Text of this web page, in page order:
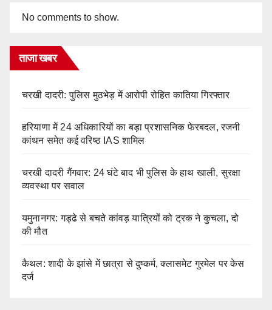
No comments to show.
ताजा खबर
चरखी दादरी: पुलिस मुठभेड़ में आरोपी रोहित कातिया गिरफ्तार
हरियाणा में 24 अधिकारियों का बड़ा प्रशासनिक फेरबदल, रजनी
कांथन समेत कई वरिष्ठ IAS शामिल
चरखी दादरी गैंगवार: 24 घंटे बाद भी पुलिस के हाथ खाली, सुरक्षा
व्यवस्था पर सवाल
यमुनानगर: गड्ढे से बचते कांवड़ यात्रियों को ट्रक ने कुचला, दो
की मौत
कैथल: शादी के झांसे में छात्रा से दुष्कर्म, क्लासमेट गुरमेल पर केस
दर्ज